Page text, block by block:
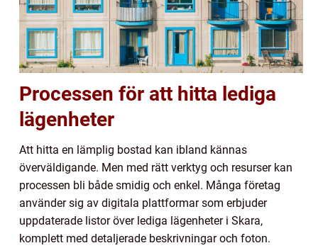
Processen för att hitta lediga
lägenheter
Att hitta en lämplig bostad kan ibland kännas
överväldigande. Men med rätt verktyg och resurser kan
processen bli både smidig och enkel. Många företag
använder sig av digitala plattformar som erbjuder
uppdaterade listor över lediga lägenheter i Skara,
komplett med detaljerade beskrivningar och foton.